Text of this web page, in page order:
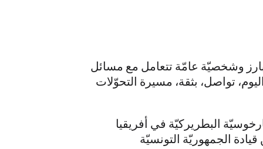
بارز وشخصيّة عامّة تتعامل مع مسائل
تواصل، بثقة، مسيرة التحوّلات
البطريركيّة في أفريقيا
الجمهوريّة التونسيّة